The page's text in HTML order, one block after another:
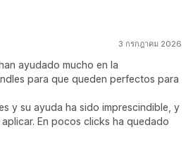
3 กรกฎาคม 2026
ayudado mucho en la
para que queden perfectos para
y su ayuda ha sido imprescindible, y
En pocos clicks ha quedado